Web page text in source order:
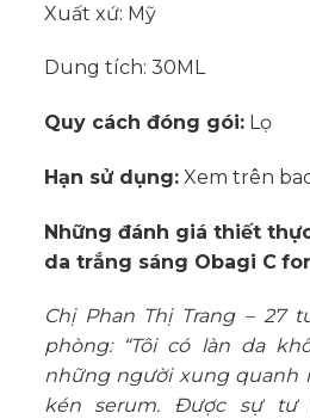
Xuất xứ: Mỹ
Dung tích: 30ML
Quy cách đóng gói:Lọ
Hạn sử dụng:Xem trên
Những đánh giá thiết
da trắng sáng Obagi C
Chị Phan Thị Trang – 27
phòng: “Tôi có làn da
những người xung quanh
kén serum. Được sự tư